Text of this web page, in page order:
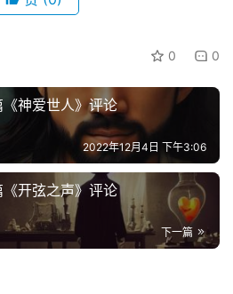
0 0
神爱世人》评论
2022年12月4日 下午3:06
开弦之声》评论
下一篇